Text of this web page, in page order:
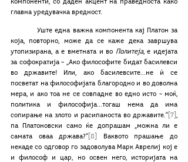
компоненти, со даден акцент на праведноста како
главна уредувачка вредност.
која, повторно, може да се каже дека завршува
утопизирана, а е вметната и во Политеја, е идејата
за софократија – „Ако философите бидат басилевси
во државите! Или, ако басилевсите...не ѝ се
посветат на философијата благородно и во доволна
мера, и ако тоа не се совпадне во едно исто – моќ,
политика и философија...тогаш нема да има
сопирање на злото и расипаноста во државите.“ [7] ,
па Платоновски само ќе допрашам „можна ли е
самата оваа држава?“ [8]
Ваквото прашање до
некаде со одговор го задоволува Марк Аврелиј кој е
и философ и цар, но освен него, историјата на